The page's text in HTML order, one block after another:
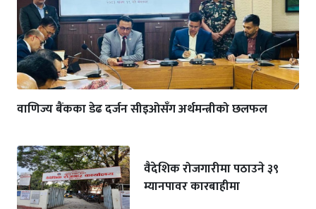
वाणिज्य बैंकका डेढ दर्जन सीइओसँग अर्थमन्त्रीको छलफल
वैदेशिक रोजगारीमा पठाउने ३९
म्यानपावर कारबाहीमा